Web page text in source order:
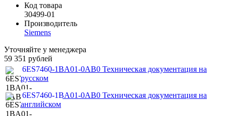
Код товара
30499-01
Производитель
Siemens
Уточняйте у менеджера
59 351 рублей
6ES7460-1BA01-0AB0 Техническая документация на
русском
6ES7460-1BA01-0AB0 Техническая документация на
английском